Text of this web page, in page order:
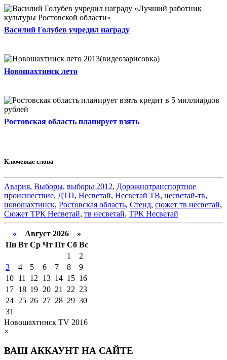
Василий Голубев учредил награду
Новошахтинск лето
Ростовская область планирует взять
Ключевые слова
Авария, Выборы, выборы 2012, Дорожнотранспортное
происшествие, ДТП, Несветай, Несветай ТВ, несветай-тв,
новошахтинск, Ростовская область, Стенд, сюжет тв несветай,
Сюжет ТРК Несветай, тв несветай, ТРК Несветай
« Август 2026 »
Пн Вт Ср Чт Пт Сб Вс
1
2
3
4 5 6 7 8
9
10 11 12 13 14 15 16
17 18 19 20 21 22 23
24 25 26 27 28 29 30
31
Новошахтинск TV 2016
×
ВАШ АККАУНТ НА САЙТЕ